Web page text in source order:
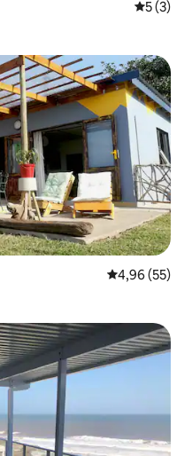
5 av 5 i
5 (3)
4,96 av 5 i
4,96 (55)